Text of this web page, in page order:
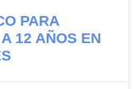
PARA
12 AÑOS EN